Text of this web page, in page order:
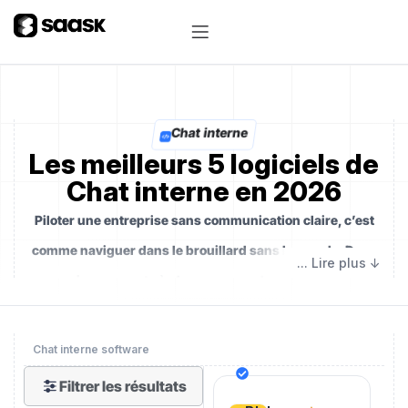
Chat interne
Les meilleurs 5 logiciels de
Chat interne en 2026
Piloter une entreprise sans communication claire, c’est
comme naviguer dans le brouillard sans boussole. Dans
équipes sont de plus en plus éclatées, l’enjeu n’est plus
intelligences en temps réel. Imaginez un logiciel de chat
interne comme la salle de contrôle neuronale de votre
Chat interne software
Filtrer les résultats